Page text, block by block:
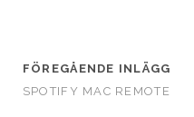
FÖREGÅENDE INLÄGG
SPOTIFY MAC REMOTE